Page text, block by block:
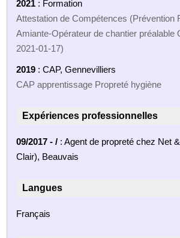
2021 : Formation
Attestation de Compétences (Prévention
Amiante-Opérateur de chantier préalable
2021-01-17)
2019 : CAP, Gennevilliers
CAP apprentissage Propreté hygiène
Expériences professionnelles
09/2017 - / : Agent de propreté chez Net
Clair), Beauvais
Langues
Français